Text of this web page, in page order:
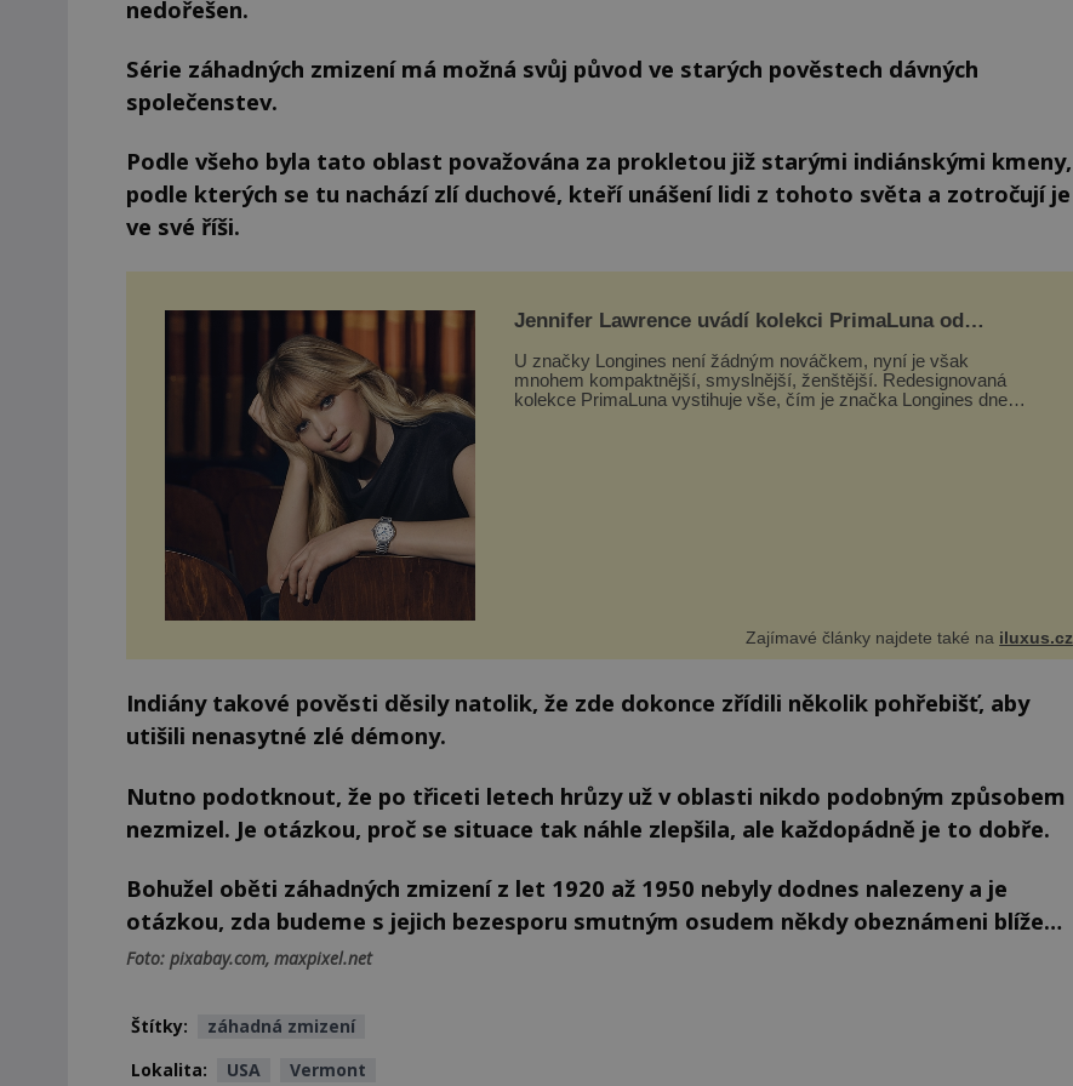
nedořešen.
Série záhadných zmizení má možná svůj původ ve starých pověstech dávných
společenstev.
Podle všeho byla tato oblast považována za prokletou již starými indiánskými kmeny,
podle kterých se tu nachází zlí duchové, kteří unášení lidi z tohoto světa a zotročují je
ve své říši.
Jennifer Lawrence uvádí kolekci PrimaLuna od
U značky Longines není žádným nováčkem, nyní je však
mnohem kompaktnější, smyslnější, ženštější. Redesignovaná
kolekce PrimaLuna vystihuje vše, čím je značka Longines dnes
Zajímavé články najdete také na iluxus.cz
Indiány takové pověsti děsily natolik, že zde dokonce zřídili několik pohřebišť, aby
utišili nenasytné zlé démony.
Nutno podotknout, že po třiceti letech hrůzy už v oblasti nikdo podobným způsobem
nezmizel. Je otázkou, proč se situace tak náhle zlepšila, ale každopádně je to dobře.
Bohužel oběti záhadných zmizení z let 1920 až 1950 nebyly dodnes nalezeny a je
otázkou, zda budeme s jejich bezesporu smutným osudem někdy obeznámeni blíže…
Foto: pixabay.com, maxpixel.net
Štítky:
záhadná zmizení
Lokalita:
USA Vermont